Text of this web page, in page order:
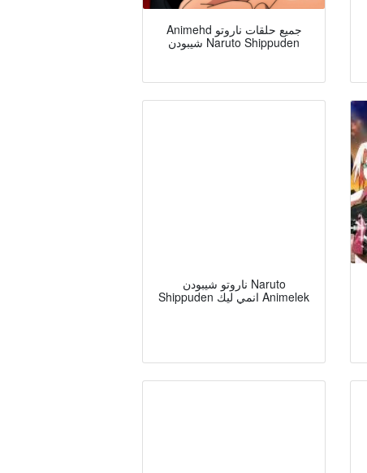
Animehd جميع حلقات ناروتو
شيبودن Naruto Shippuden
ناروتو شيبودن Naruto
Shippuden انمي ليك Animelek